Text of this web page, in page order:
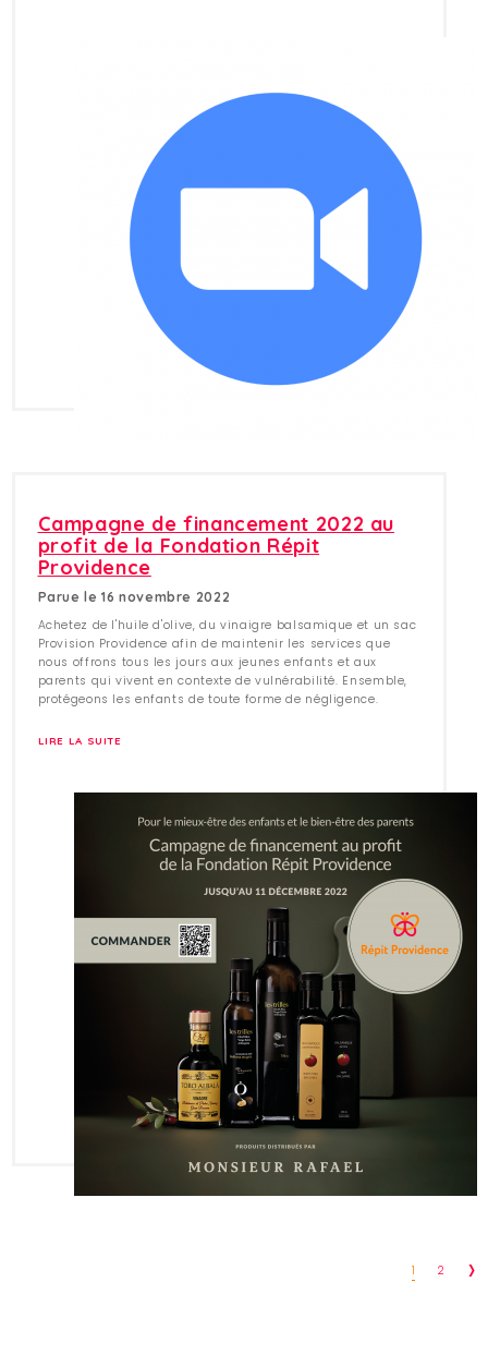
Campagne de financement 2022 au
profit de la Fondation Répit
Providence
Parue le 16 novembre 2022
Achetez de l'huile d'olive, du vinaigre balsamique et un sac
Provision Providence afin de maintenir les services que
nous offrons tous les jours aux jeunes enfants et aux
parents qui vivent en contexte de vulnérabilité. Ensemble,
protégeons les enfants de toute forme de négligence.
LIRE LA SUITE
1 2 ›